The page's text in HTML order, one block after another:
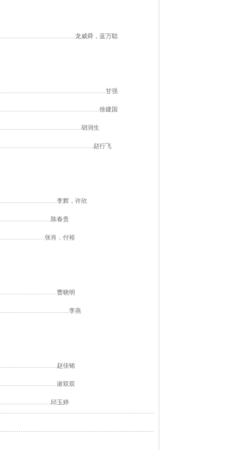
龙威舜，蓝万聪
甘强
徐建国
胡润生
赵行飞
李辉，许欣
陈春贵
张肖，付裕
曹晓明
李燕
赵佳铭
谢双双
邱玉婷